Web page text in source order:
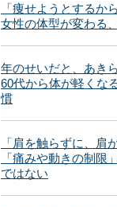
「痩せようとするか
女性の体型が変わる
年のせいだと、あき
60代から体が軽くな
慣
「肩を触らずに、肩
「痛みや動きの制限
ではない